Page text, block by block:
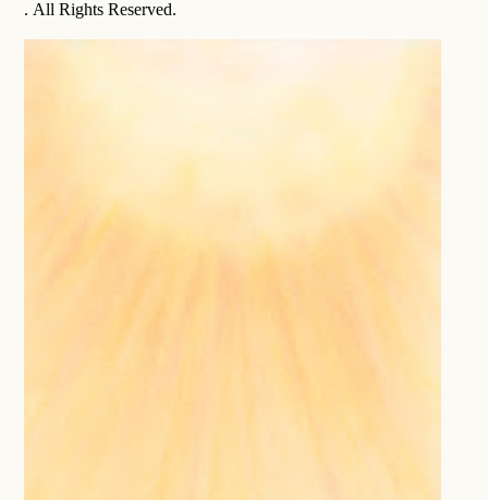
. All Rights Reserved.